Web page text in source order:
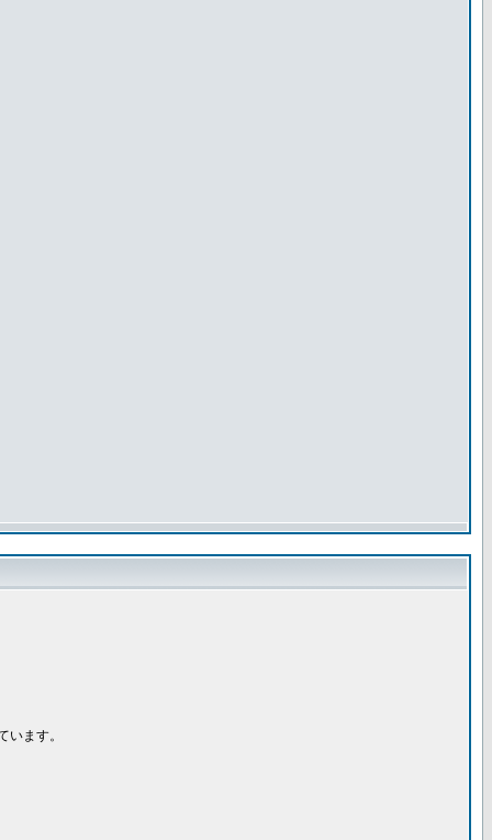
ます。